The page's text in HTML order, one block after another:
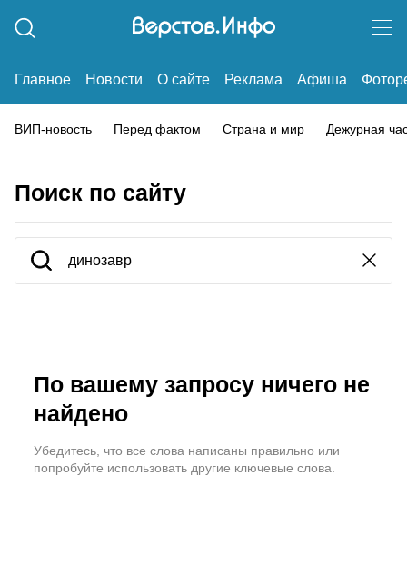
Главное Новости О сайте Реклама Афиша
ВИП-новость Перед фактом Страна и мир Дежурная
Поиск по сайту
По вашему запросу ничего не
найдено
Убедитесь, что все слова написаны правильно или
попробуйте использовать другие ключевые слова.